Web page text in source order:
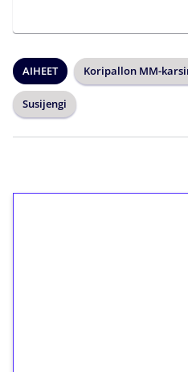
AIHEET Koripallon MM-
Susijengi